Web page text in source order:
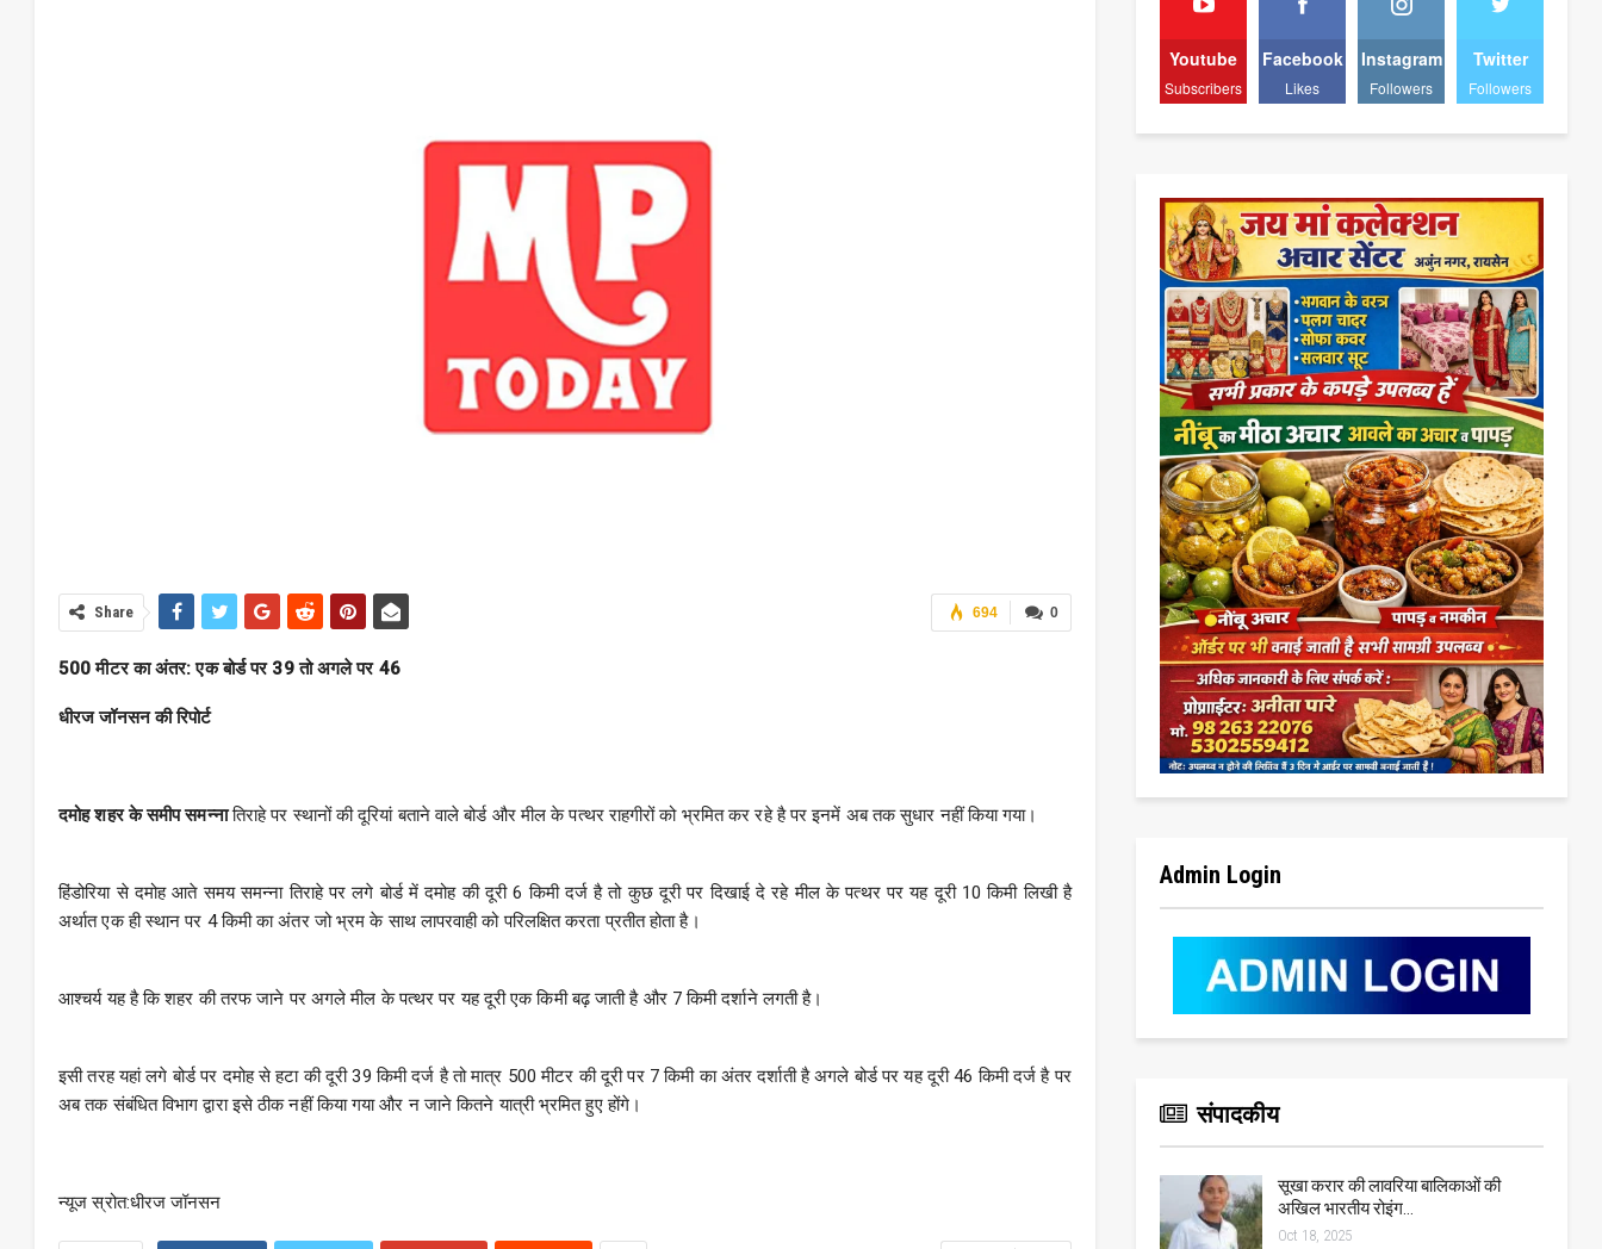
0
694
Share
500 मीटर का अंतर: एक बोर्ड पर 39 तो अगले पर 46
धीरज जॉनसन की रिपोर्ट
दमोह शहर के समीप समन्नातिराहे पर स्थानों की दूरियां बताने वाले बोर्ड और मील के पत्थर राहगीरों को भ्रमित कर रहे है पर इनमें अब तक सुधार नहीं किया गया।
हिंडोरिया से दमोह आते समय समन्ना तिराहे पर लगे बोर्ड में दमोह की दूरी 6 किमी दर्ज है तो कुछ दूरी पर दिखाई दे रहे मील के पत्थर पर यह दूरी 10 किमी लिखी है
अर्थात एक ही स्थान पर 4 किमी का अंतर जो भ्रम के साथ लापरवाही को परिलक्षित करता प्रतीत होता है।
आश्चर्य यह है कि शहर की तरफ जाने पर अगले मील के पत्थर पर यह दूरी एक किमी बढ़ जाती है और 7 किमी दर्शाने लगती है।
इसी तरह यहां लगे बोर्ड पर दमोह से हटा की दूरी 39 किमी दर्ज है तो मात्र 500 मीटर की दूरी पर 7 किमी का अंतर दर्शाती है अगले बोर्ड पर यह दूरी 46 किमी दर्ज है पर
अब तक संबंधित विभाग द्वारा इसे ठीक नहीं किया गया और न जाने कितने यात्री भ्रमित हुए होंगे।
न्यूज स्रोत:धीरज जॉनसन
Youtube
Subscribers
Facebook
Likes
Instagram
Followers
Twitter
Followers
Admin Login
संपादकीय
सूखा करार की लावरिया बालिकाओं की
अखिल भारतीय रोइंग…
Oct 18, 2025